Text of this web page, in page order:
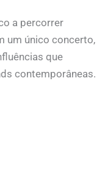
a percorrer
um único concerto,
que
contemporâneas.